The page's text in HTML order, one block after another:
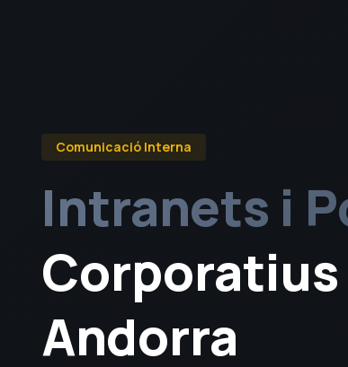
Comunicació Interna
Intranets i
Corporatius
Andorra